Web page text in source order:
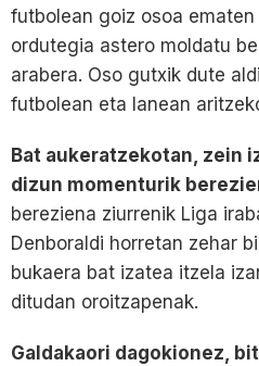
futbolean goiz osoa
ordutegia astero moldatu
arabera. Oso gutxik dute
futbolean eta lanean
Bat aukeratzekotan, zein
dizun momenturik
bereziena ziurrenik Liga
Denboraldi horretan zehar
bukaera bat izatea itzela
ditudan oroitzapenak.
Galdakaori dagokionez,